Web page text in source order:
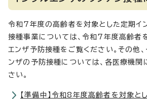
令和7年度の高齢者を対象とした定期イ
接種事業については、令和7年度高齢者
エンザ予防接種をご覧ください。その他
ンザの予防接種については、各医療機関
さい。
【準備中】令和8年度高齢者を対象と